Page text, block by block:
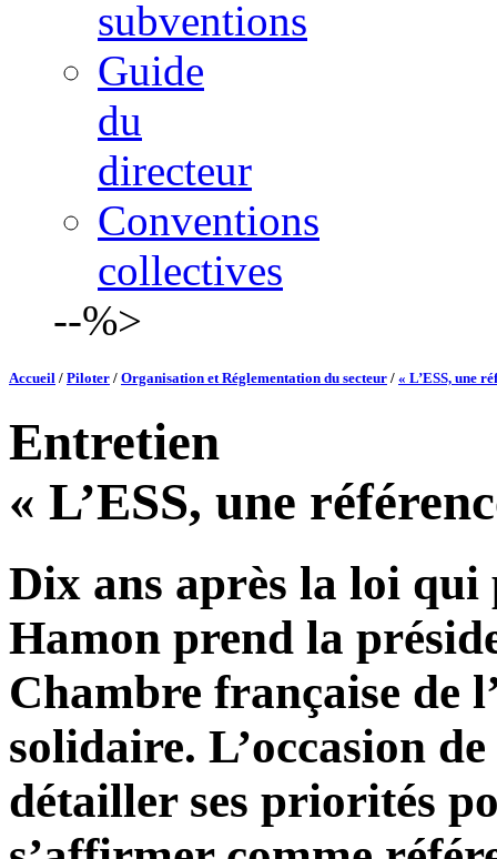
subventions
Guide
du
directeur
Conventions
collectives
--%>
Accueil / Piloter / Organisation et Réglementation du secteur / « L’ESS, une
Entretien
« L’ESS, une
Dix ans après la loi qui
Hamon prend la
Chambre française de
solidaire. L’occasion
détailler ses priorités